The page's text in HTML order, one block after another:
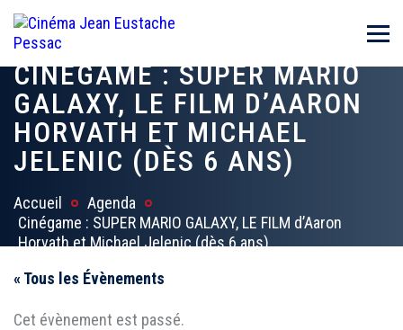
CINÉGAME : SUPER MARIO
GALAXY, LE FILM D’AARON
HORVATH ET MICHAEL
JELENIC (DÈS 6 ANS)
Accueil
Agenda
Cinégame : SUPER MARIO GALAXY, LE FILM d’Aaron
Horvath et Michael Jelenic (dès 6 ans)
« Tous les Évènements
Cet évènement est passé.